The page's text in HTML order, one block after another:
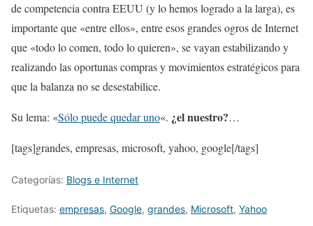
de competencia contra EEUU (y lo hemos logrado a la larga), es
importante que «entre ellos», entre esos grandes ogros de Internet
que «todo lo comen, todo lo quieren», se vayan estabilizando y
realizando las oportunas compras y movimientos estratégicos para
que la balanza no se desestabilice.
Su lema: «Sólo puede quedar uno«. ¿el nuestro?…
[tags]grandes, empresas, microsoft, yahoo, google[/tags]
Categorías: Blogs e Internet
Etiquetas: empresas, Google, grandes, Microsoft, Yahoo